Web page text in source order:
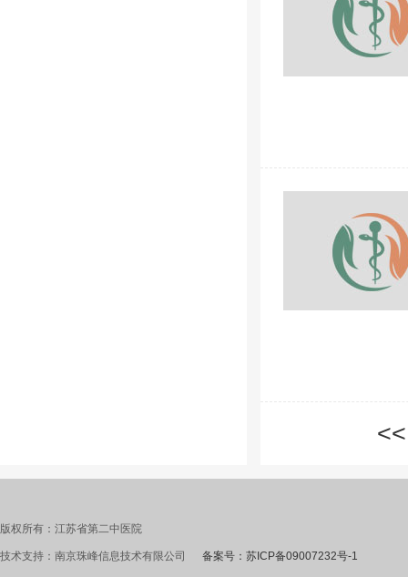
<<
版权所有：江苏省第二中医院
技术支持：南京珠峰信息技术有限公司 备案号：苏ICP备09007232号-1